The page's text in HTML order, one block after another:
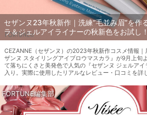
セザンヌ23年秋新作｜洗練“毛並み眉”を作
ラ＆ジェルアイライナーの秋新色をお試し！
CEZANNE（セザンヌ）の2023年秋新作コスメ情報｜
ザンヌ スタイリングアイブロウマスカラ』が9月上旬
て落ちにくさと美発色で人気の『セザンヌ ジェルア
入り。実際に使用したリアルなレビュー・口コミを詳
FORTUNE編集部